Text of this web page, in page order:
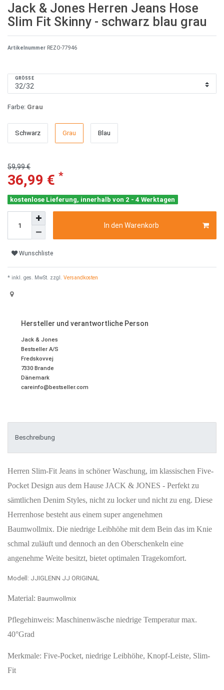
Jack & Jones Herren Jeans Hose
Slim Fit Skinny - schwarz blau grau
Artikelnummer REZO-77946
GRÖSSE
Farbe: Grau
Schwarz Grau Blau
59,99 €
36,99 € *
kostenlose Lieferung, innerhalb von 2 - 4 Werktagen
In den Warenkorb
Wunschliste
* inkl. ges. MwSt. zzgl. Versandkosten
Hersteller und verantwortliche Person
Jack & Jones
Bestseller A/S
Fredskovvej
7330 Brande
Dänemark
careinfo@bestseller.com
Beschreibung
Herren Slim-Fit Jeans in schöner Waschung, im klassischen Five-
Pocket Design aus dem Hause JACK & JONES - Perfekt zu
sämtlichen Denim Styles, nicht zu locker und nicht zu eng. Diese
Herrenhose besteht aus einem super angenehmen
Baumwollmix. Die niedrige Leibhöhe mit dem Bein das im Knie
schmal zuläuft und dennoch an den Oberschenkeln eine
angenehme Weite besitzt, bietet optimalen Tragekomfort.
Modell: JJIGLENN JJ ORIGINAL
Material: Baumwollmix
Pflegehinweis: Maschinenwäsche niedrige Temperatur max.
40°Grad
Merkmale: Five-Pocket, niedrige Leibhöhe, Knopf-Leiste, Slim-
Fit